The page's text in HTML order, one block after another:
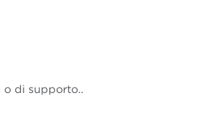
o di supporto..